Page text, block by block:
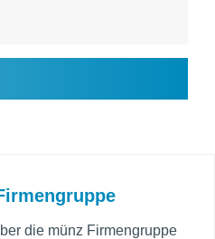
die münz Firmengruppe